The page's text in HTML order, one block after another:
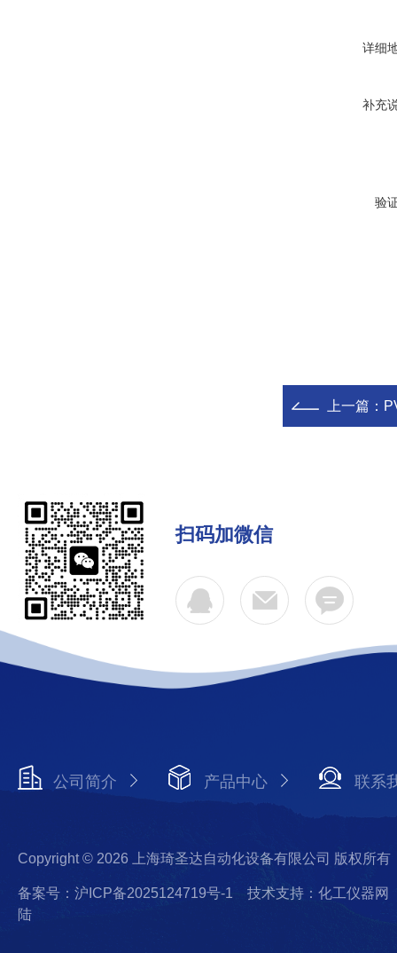
详细
补充
验
上一篇：
扫码加微信
公司简介 产品中心 联系
Copyright © 2026 上海琦圣达自动化设备有限公司 版权所有
备案号：沪ICP备2025124719号-1
技术支持：化工仪器网
陆